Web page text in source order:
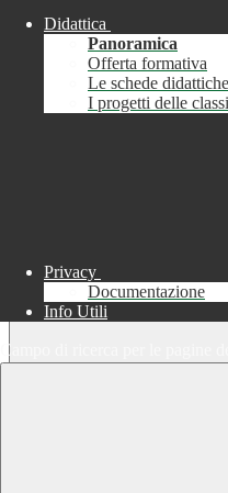
Chiudi
Informazione
Didattica
Panoramica
Offerta formativa
Le schede didattiche
I progetti delle classi
Privacy
Documentazione
Info Utili
Campo di ricerca per le pagine